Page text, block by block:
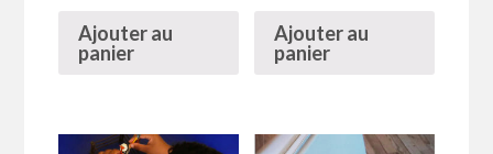
Ajouter au
panier
Ajouter au
panier